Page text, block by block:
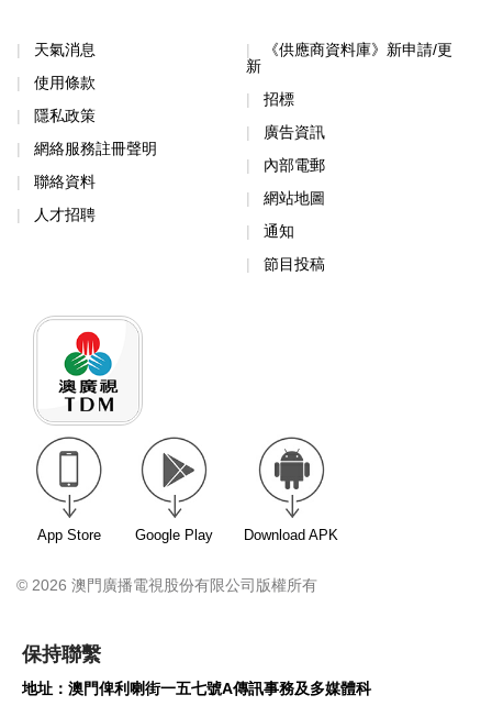
天氣消息
使用條款
隱私政策
網絡服務註冊聲明
聯絡資料
人才招聘
《供應商資料庫》新申請/更
新
招標
廣告資訊
內部電郵
網站地圖
通知
節目投稿
App Store Google Play Download APK
© 2026 澳門廣播電視股份有限公司版權所有
保持聯繫
地址：澳門俾利喇街一五七號A傳訊事務及多媒體科